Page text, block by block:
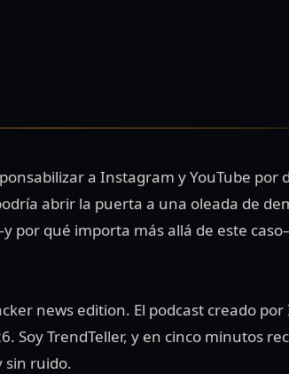
a Instagram y YouTube por
abrir la puerta a una oleada de
por qué importa más allá de este
news edition. El podcast creado por
Soy TrendTeller, y en cinco minutos
sin ruido.